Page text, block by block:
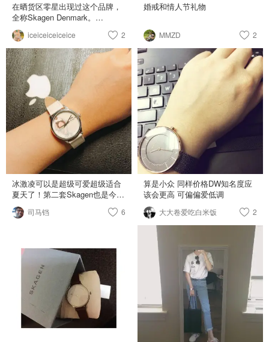
在晒货区零星出现过这个品牌，
全称Skagen Denmark。
Wikipedia显示这其实是美国公
司，只不过产品基于Danish
design，并不能算丹麦品牌 🤷‍♀️
原厂标签标明的是Japan
Movement，Strap China。
Anyway，颜值真的很！高！看起
来完全不像才几十刀的价格！👏
👏 从初中开始就习惯戴手表，个
人体质原因不能用皮带否则起湿
疹，金属表链就非常完美了！ 期
待一个高效的六月☺️
iceiceiceiceice 2
婚戒和情人节礼物
MMZD 2
冰激凌可以是超级可爱超级适合
夏天了！第二套Skagen也是今年
夏天心头好。真心推荐Skagen，
便宜好看质感高级，一上手腕就
司马铛 6
算是小众 同样价格DW知名度应
该会更高 可偏偏爱低调
大大卷爱吃白米饭 2